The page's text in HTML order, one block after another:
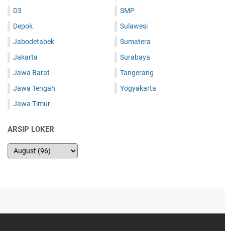
D3
Depok
Jabodetabek
Jakarta
Jawa Barat
Jawa Tengah
Jawa Timur
SMP
Sulawesi
Sumatera
Surabaya
Tangerang
Yogyakarta
ARSIP LOKER